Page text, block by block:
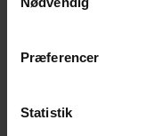
Præferencer
Statistik
KRÆVER
adgang til